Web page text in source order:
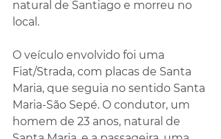
natural de Santiago e morreu no
local.
O veículo envolvido foi uma
Fiat/Strada, com placas de Santa
Maria, que seguia no sentido Santa
Maria-São Sepé. O condutor, um
homem de 23 anos, natural de